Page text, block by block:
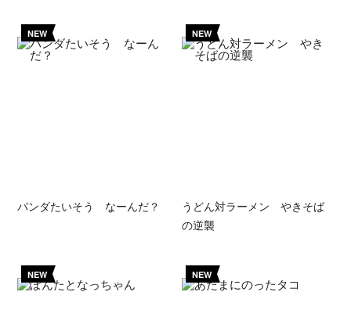
NEW
パンダたいそう なーんだ？
NEW
うどん対ラーメン やきそば
の逆襲
NEW NEW